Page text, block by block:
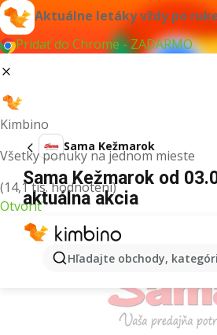
Aktuálne letáky vždy po
Pridať do Chrome - ZADARMO
Kimbino
Všetky ponuky na jednom mieste
(14,1 tis. hodnotení)
Otvoriť
Hľadajte obchody,
Sama Kežmarok
Sama Kežmarok od
aktuálna akcia